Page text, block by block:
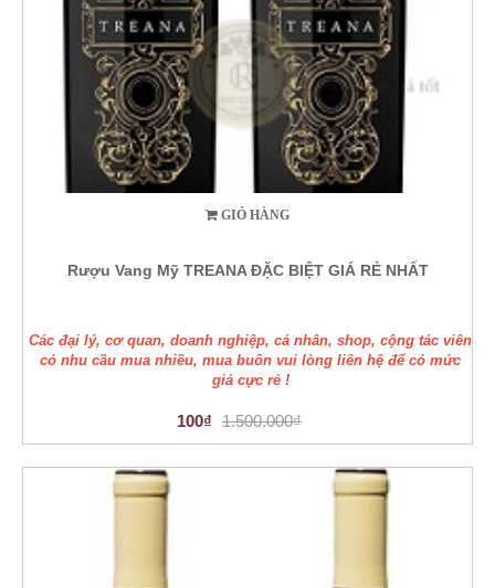
GIỎ HÀNG
Rượu Vang Mỹ TREANA ĐẶC BIỆT GIÁ RẺ NHẤT
Các đại lý, cơ quan, doanh nghiệp, cá nhân, shop, cộng tác viên
có nhu cầu mua nhiều, mua buôn vui lòng liên hệ để có mức
giá cực rẻ !
100₫ 1.500.000₫